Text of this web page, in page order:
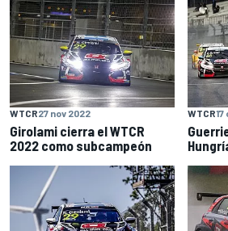
WTCR27 nov 2022
Girolami cierra el WTCR
2022 como subcampeón
WTCR